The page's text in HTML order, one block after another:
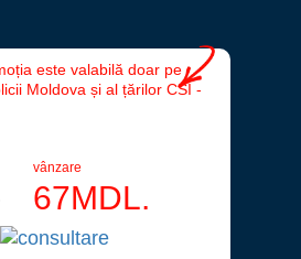
este valabilă doar pe
Moldova și al țărilor CSI -
vânzare
67MDL.